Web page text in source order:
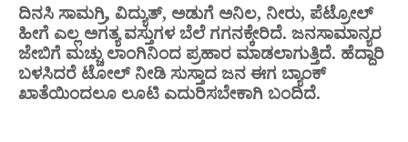
ದಿನಸಿ ಸಾಮಗ್ರಿ, ವಿದ್ಯುತ್, ಅಡುಗೆ ಅನಿಲ, ನೀರು, ಪೆಟ್ರೋಲ್
ಹೀಗೆ ಎಲ್ಲ ಅಗತ್ಯ ವಸ್ತುಗಳ ಬೆಲೆ ಗಗನಕ್ಕೇರಿದೆ. ಜನಸಾಮಾನ್ಯರ
ಜೇಬಿಗೆ ಮಚ್ಚು ಲಾಂಗಿನಿಂದ ಪ್ರಹಾರ ಮಾಡಲಾಗುತ್ತಿದೆ. ಹೆದ್ದಾರಿ
ಬಳಸಿದರೆ ಟೋಲ್ ನೀಡಿ ಸುಸ್ತಾದ ಜನ ಈಗ ಬ್ಯಾಂಕ್
ಖಾತೆಯಿಂದಲೂ ಲೂಟಿ ಎದುರಿಸಬೇಕಾಗಿ ಬಂದಿದೆ.